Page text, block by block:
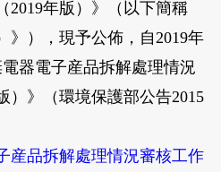
2019年版）》（以下簡稱
》），現予公佈，自2019年
器電子産品拆解處理情況
）》（環境保護部公告2015
産品拆解處理情況審核工作